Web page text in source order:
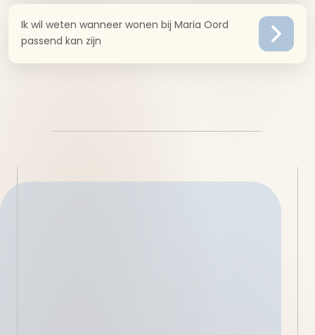
Ik wil weten wanneer wonen bij Maria Oord
passend kan zijn